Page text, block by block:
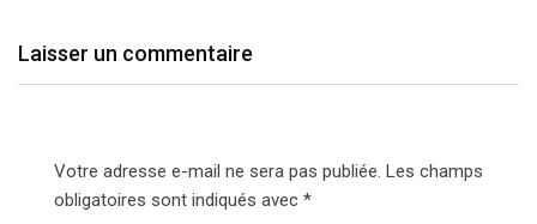
Laisser un commentaire
Votre adresse e-mail ne sera pas publiée. Les champs
obligatoires sont indiqués avec *